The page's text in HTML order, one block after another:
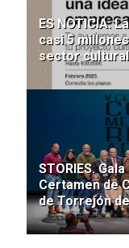
ES NOTICIA.
casi 5
sector cultural
STORIES.
Certamen de
de Torrejón